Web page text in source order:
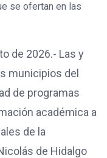
se ofertan en las
de 2026.- Las y
municipios del
de programas
académica a
de la
de Hidalgo